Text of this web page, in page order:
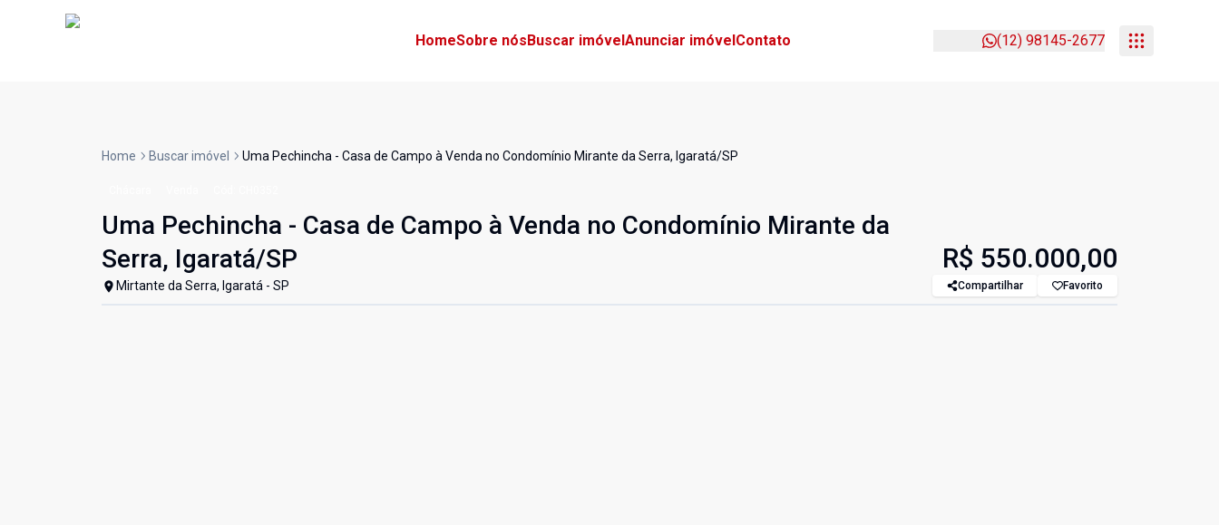
HomeSobre nósBuscar imóvelAnunciar imóvelContato (12) 98145-2677
Home Buscar imóvel Uma Pechincha - Casa de Campo à Venda no Condomínio Mirante da Serra, Igaratá/SP
Uma Pechincha - Casa de Campo à Venda no Condomínio Mirante da
Serra, Igaratá/SP
Mirtante da Serra, Igaratá - SP
R$ 550.000,00
Compartilhar Favorito